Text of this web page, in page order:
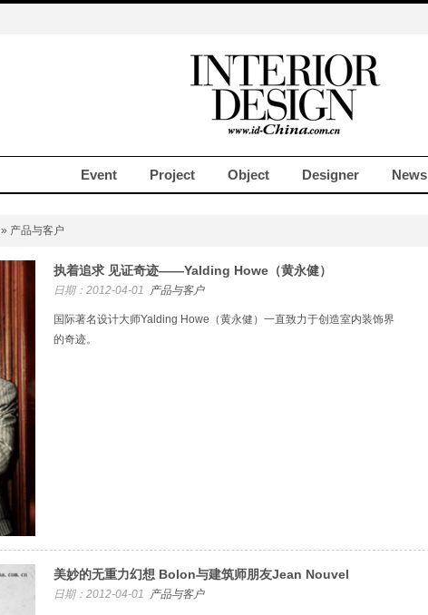
Event Project Object Designer News
» 产品与客户
执着追求 见证奇迹——Yalding Howe（黄永健）
日期：2012-04-01 产品与客户
国际著名设计大师Yalding Howe（黄永健）一直致力于创造室内装饰界
的奇迹。
美妙的无重力幻想 Bolon与建筑师朋友Jean Nouvel
日期：2012-04-01 产品与客户